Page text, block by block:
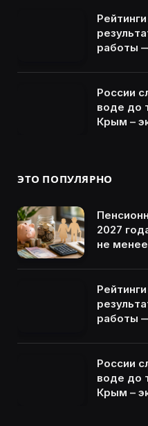
работы
России
воде до
Крым –
ЭТО ПОПУЛЯРНО
2027
не
работы
России
воде до
Крым –